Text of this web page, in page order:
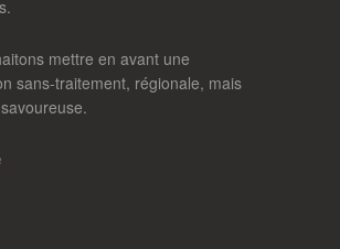
mettre en avant une
sans-traitement, régionale, mais